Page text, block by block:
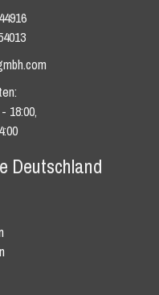
18:00,
Deutschland